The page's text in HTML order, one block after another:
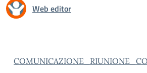
Web editor